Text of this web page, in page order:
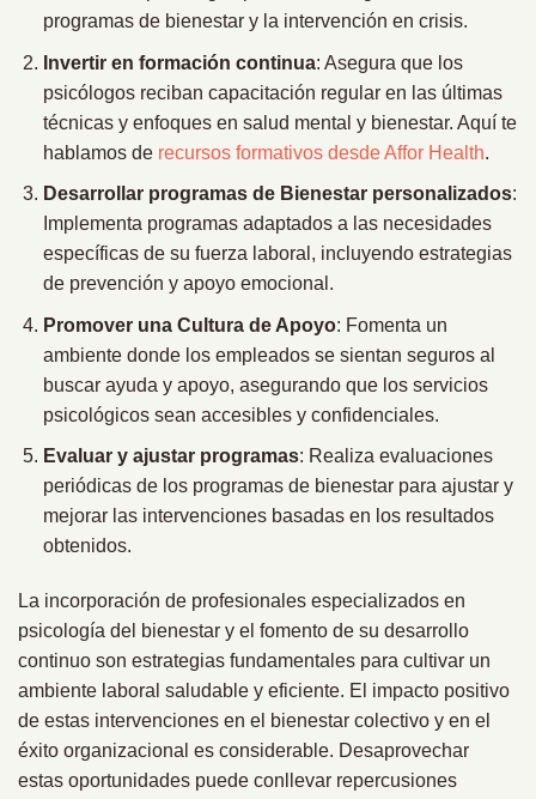
programas de bienestar y la intervención en crisis.
Invertir en formación continua: Asegura que los
psicólogos reciban capacitación regular en las últimas
técnicas y enfoques en salud mental y bienestar. Aquí te
hablamos de recursos formativos desde Affor Health.
Desarrollar programas de Bienestar personalizados:
Implementa programas adaptados a las necesidades
específicas de su fuerza laboral, incluyendo estrategias
de prevención y apoyo emocional.
Promover una Cultura de Apoyo: Fomenta un
ambiente donde los empleados se sientan seguros al
buscar ayuda y apoyo, asegurando que los servicios
psicológicos sean accesibles y confidenciales.
Evaluar y ajustar programas: Realiza evaluaciones
periódicas de los programas de bienestar para ajustar y
mejorar las intervenciones basadas en los resultados
obtenidos.
La incorporación de profesionales especializados en
psicología del bienestar y el fomento de su desarrollo
continuo son estrategias fundamentales para cultivar un
ambiente laboral saludable y eficiente. El impacto positivo
de estas intervenciones en el bienestar colectivo y en el
éxito organizacional es considerable. Desaprovechar
estas oportunidades puede conllevar repercusiones